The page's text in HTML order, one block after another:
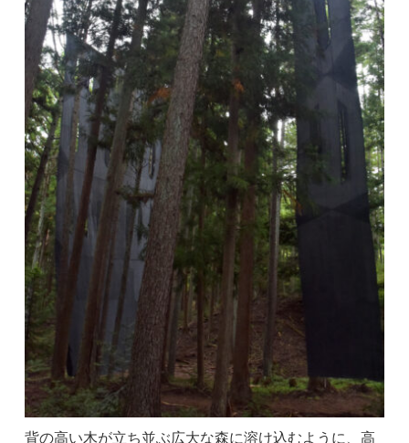
背の高い木が立ち並ぶ広大な森に溶け込むように、高